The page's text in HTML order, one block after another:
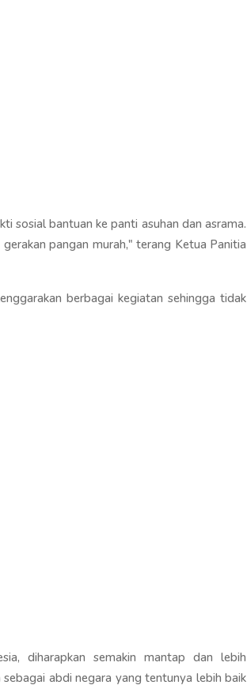
sosial bantuan ke panti asuhan dan asrama.
pangan murah," terang Ketua Panitia
berbagai kegiatan sehingga tidak
diharapkan semakin mantap dan lebih
abdi negara yang tentunya lebih baik